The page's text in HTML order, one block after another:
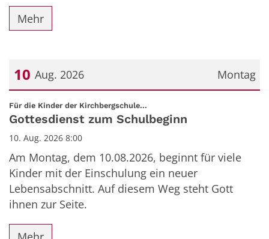
Mehr
Montag
10 Aug. 2026
Datum: 10. August 2026
Für die Kinder der Kirchbergschule...
Gottesdienst zum Schulbeginn
10. Aug. 2026 8:00
Am Montag, dem 10.08.2026, beginnt für viele
Kinder mit der Einschulung ein neuer
Lebensabschnitt. Auf diesem Weg steht Gott
ihnen zur Seite.